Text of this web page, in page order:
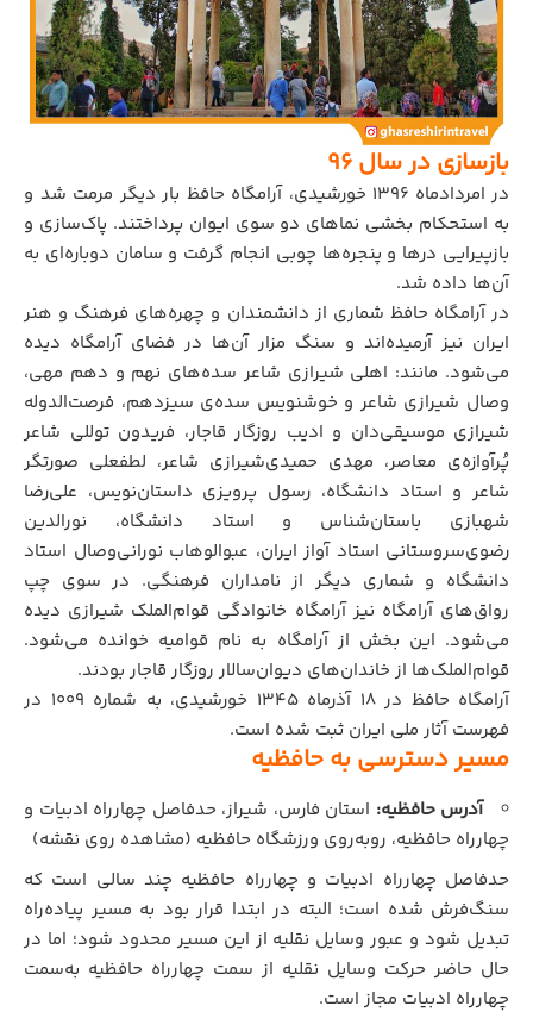
بازسازی در سال 96
در امردادماه ۱۳۹۶ خورشیدی، آرامگاه حافظ بار دیگر مرمت شد و
به استحکام بخشی نماهای دو سوی ایوان پرداختند. پاک‌سازی و
بازپیرایی درها و پنجره‌ها چوبی انجام گرفت و سامان دوباره‌ای به
آن‌ها داده شد.
در آرامگاه حافظ شماری از دانشمندان و چهره‌های فرهنگ و هنر
ایران نیز آرمیده‌اند و سنگ مزار آن‌ها در فضای آرامگاه دیده
می‌شود. مانند: اهلی شیرازی شاعر سده‌های نهم و دهم مهی،
وصال شیرازی شاعر و خوشنویس سده‌ی سیزدهم، فرصت‌الدوله
شیرازی موسیقی‌دان و ادیب روزگار قاجار، فریدون توللی شاعر
پُرآوازه‌ی معاصر، مهدی حمیدی‌شیرازی شاعر، لطفعلی صورتگر
شاعر و استاد دانشگاه، رسول پرویزی داستان‌نویس، علی‌رضا
شهبازی باستان‌شناس و استاد دانشگاه، نورالدین
رضوی‌سروستانی استاد آواز ایران، عبوالوهاب نورانی‌وصال استاد
دانشگاه و شماری دیگر از نامداران فرهنگی. در سوی چپ
رواق‌های آرامگاه نیز آرامگاه خانوادگی قوام‌الملک شیرازی دیده
می‌شود. این بخش از آرامگاه به نام قوامیه خوانده می‌شود.
قوام‌الملک‌ها از خاندان‌های دیوان‌سالار روزگار قاجار بودند.
آرامگاه حافظ در ۱۸ آذرماه ۱۳۴۵ خورشیدی، به شماره ۱۰۰۹ در
فهرست آثار ملی ایران ثبت شده است.
مسیر دسترسی به حافظیه
آدرس حافظیه: استان فارس، شیراز، حدفاصل چهارراه ادبیات و
چهارراه حافظیه، رو‌به‌روی ورزشگاه حافظیه (مشاهده روی نقشه)
حدفاصل چهارراه ادبیات و چهارراه حافظیه چند سالی است که
سنگ‌فرش شده است؛ البته در ابتدا قرار بود به مسیر پیاده‌راه
تبدیل شود و عبور وسایل نقلیه از این مسیر محدود شود؛ اما در
حال حاضر حرکت وسایل نقلیه از سمت چهارراه حافظیه به‌سمت
چهارراه ادبیات مجاز است.